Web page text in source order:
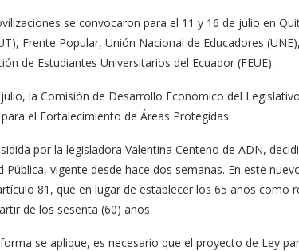
se convocaron para el 11 y 16 de julio en
Frente Popular, Unión Nacional de Educadores
de Estudiantes Universitarios del Ecuador (FEUE).
la Comisión de Desarrollo Económico del
el Fortalecimiento de Áreas Protegidas.
por la legisladora Valentina Centeno de ADN,
Pública, vigente desde hace dos semanas. En este
81, que en lugar de establecer los 65 años como
de los sesenta (60) años.
se aplique, es necesario que el proyecto de Ley